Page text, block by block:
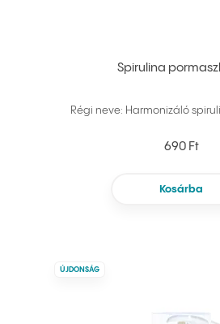
Spirulina
Régi neve: Harmonizáló
690 Ft
Kosárba
ÚJDONSÁG